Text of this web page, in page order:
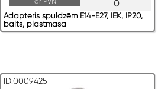
0
Adapteris spuldzēm E14-E27, IEK, IP20,
balts, plastmasa
ID:0009425